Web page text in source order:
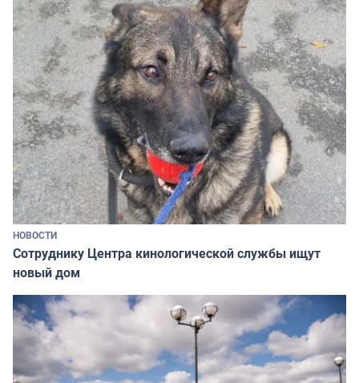
НОВОСТИ
Сотруднику Центра кинологической службы ищут
новый дом